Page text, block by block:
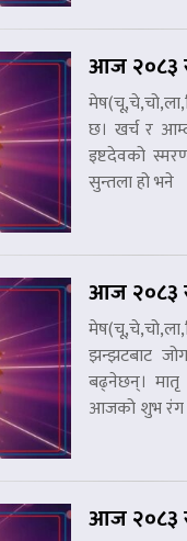
आज २०८३
छ। खर्च र
इष्टदेवको
सुन्तला हो भने
आज २०८३
झन्झटबाट
बढ्नेछन्। मातृ
आजको शुभ रंग
आज २०८३